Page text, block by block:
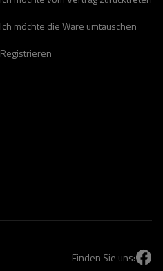
Ich möchte die Ware umtauschen
Registrieren
Finden Sie uns: